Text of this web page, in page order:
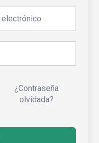
¿Contraseña
olvidada?